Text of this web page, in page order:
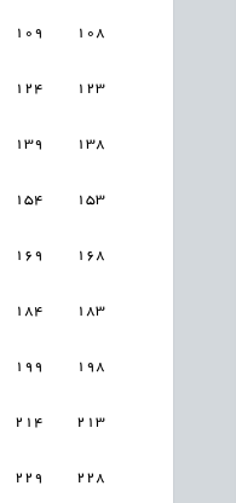
108
109
123
124
138
139
153
154
168
169
183
184
198
199
213
214
228
229